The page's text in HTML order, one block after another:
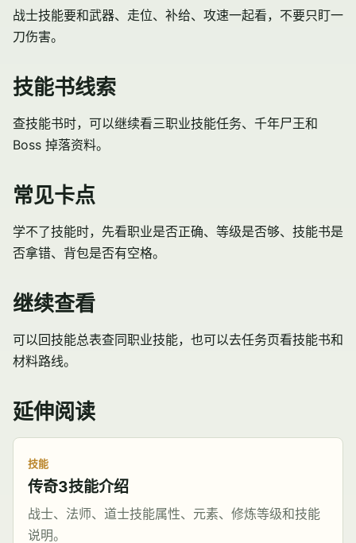
战士技能要和武器、走位、补给、攻速一起看，不要只盯一
刀伤害。
技能书线索
查技能书时，可以继续看三职业技能任务、 千年尸王和
Boss 掉落资料。
常见卡点
学不了技能时，先看职业是否正确、等级是否够、技能书是
否拿错、背包是否有空格。
继续查看
可以回技能总表查同职业技能，也可以去任务页看技能书和
材料路线。
延伸阅读
技能
传奇3技能介绍
战士、法师、道士技能属性、元素、修炼等级和技能
说明。